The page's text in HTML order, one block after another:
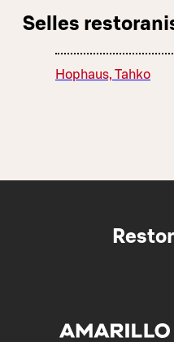
Selles
Hophaus, Tahko